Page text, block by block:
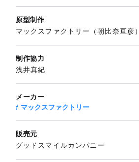
原型制作
マックスファクトリー（朝比奈亘彦）
制作協力
浅井真紀
メーカー
マックスファクトリー
販売元
グッドスマイルカンパニー